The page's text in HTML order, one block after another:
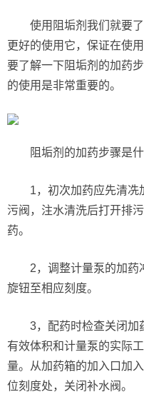
使用阻垢剂我们就要
更好的使用它，保证在使
要了解一下阻垢剂的加药
的使用是非常重要的。
阻垢剂的加药步骤是
1，初次加药应先清冼
污阀，注水清洗后打开排
药。
2，调整计量泵的加药
旋钮至相应刻度。
3，配药时检查关闭加
有效体积和计量泵的实际
量。从加药箱的加入口加
位刻度处，关闭补水阀。